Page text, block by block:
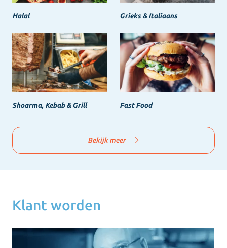
Halal Grieks & Italiaans
Shoarma, Kebab & Grill Fast Food
Bekijk meer
Klant worden